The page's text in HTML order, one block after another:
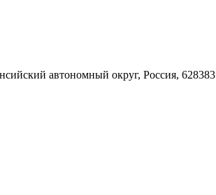
автономный округ, Россия, 628383